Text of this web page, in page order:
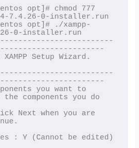
opt]# chmod 777
7.4.26-0-installer.run
opt]# ./xampp-
0-installer.run
Setup Wizard.
you want to
components you do
Next when you are
: Y (Cannot be edited)